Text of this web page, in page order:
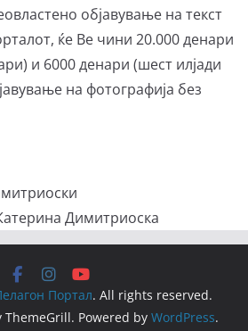
објавување на текст
ќе Ве чини 20.000 денари
и 6000 денари (шест илјади
на фотографија без
Димитриоска
Портал. All rights reserved.
ThemeGrill. Powered by WordPress.